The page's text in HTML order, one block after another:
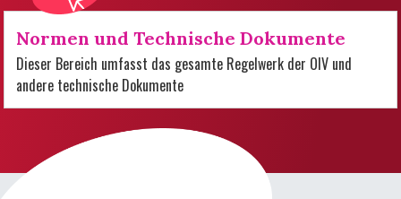
Normen und Technische Dokumente
Dieser Bereich umfasst das gesamte Regelwerk der OIV und
andere technische Dokumente